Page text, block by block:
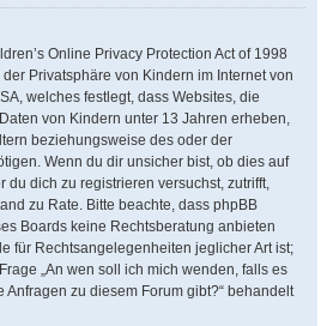
Online Privacy Protection Act of 1998
Privatsphäre von Kindern im Internet von
welches festlegt, dass Websites, die
von Kindern unter 13 Jahren erheben,
beziehungsweise des oder der
Wenn du dir unsicher bist, ob dies auf
du dich zu registrieren versuchst, zutrifft,
zu Rate. Bitte beachte, dass phpBB
Boards keine Rechtsberatung anbieten
für Rechtsangelegenheiten jeglicher Art ist;
„An wen soll ich mich wenden, falls es
Anfragen zu diesem Forum gibt?“ behandelt